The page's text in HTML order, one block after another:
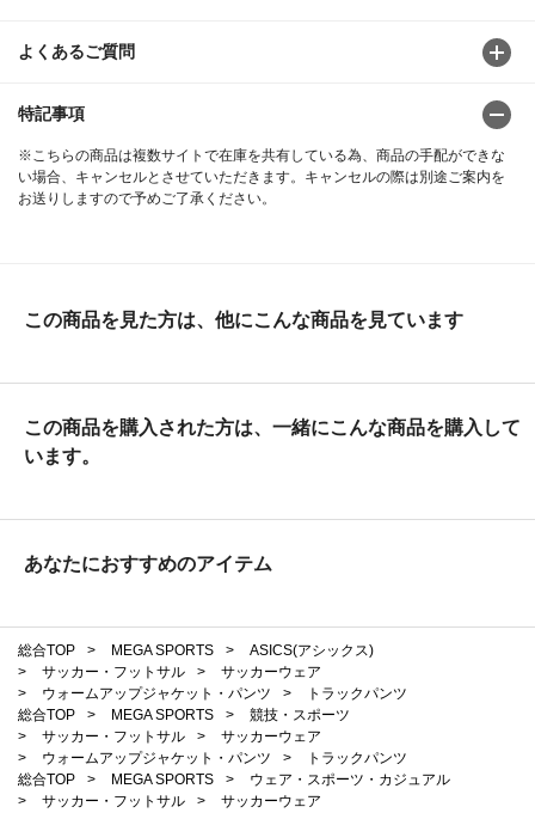
よくあるご質問
特記事項
※こちらの商品は複数サイトで在庫を共有している為、商品の手配ができな
い場合、キャンセルとさせていただきます。キャンセルの際は別途ご案内を
お送りしますので予めご了承ください。
この商品を見た方は、他にこんな商品を見ています
この商品を購入された方は、一緒にこんな商品を購入して
います。
あなたにおすすめのアイテム
総合TOP > MEGA SPORTS >
ASICS(アシックス)
>
サッカー・フットサル >
サッカーウェア
>
ウォームアップジャケット・パンツ >
トラックパンツ
総合TOP
> MEGA SPORTS >
競技・スポーツ
>
サッカー・フットサル >
サッカーウェア
>
ウォームアップジャケット・パンツ >
トラックパンツ
総合TOP
> MEGA SPORTS >
ウェア・スポーツ・カジュアル
>
サッカー・フットサル >
サッカーウェア